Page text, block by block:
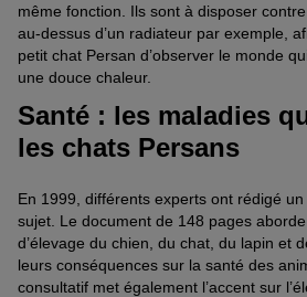
même fonction. Ils sont à disposer
au-dessus d’un radiateur par exemple,
petit chat Persan d’observer le monde
une douce chaleur.
Santé : les maladies
les chats Persans
En 1999, différents experts ont rédigé
sujet. Le document de 148 pages
d’élevage du chien, du chat, du lapin et
leurs conséquences sur la santé des
consultatif met également l’accent sur